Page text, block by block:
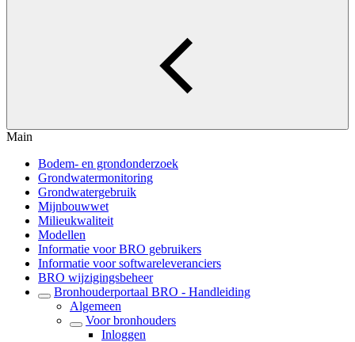
Main
Bodem- en grondonderzoek
Grondwatermonitoring
Grondwatergebruik
Mijnbouwwet
Milieukwaliteit
Modellen
Informatie voor BRO gebruikers
Informatie voor softwareleveranciers
BRO wijzigingsbeheer
Bronhouderportaal BRO - Handleiding
Algemeen
Voor bronhouders
Inloggen